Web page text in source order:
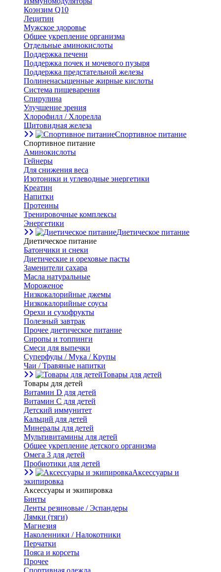
Коэнзим Q10
Лецитин
Мужское здоровье
Общее укрепление организма
Отдельные аминокислоты
Поддержка печени
Поддержка почек и мочевого пузыря
Поддержка предстательной железы
Полиненасыщенные жирные кислоты
Система пищеварения
Спирулина
Улучшение зрения
Хлорофилл / Хлорелла
Щитовидная железа
Спортивное питание
Спортивное питание
Аминокислоты
Гейнеры
Для снижения веса
Изотоники и углеводные энергетики
Креатин
Напитки
Протеины
Тренировочные комплексы
Энергетики
Диетическое питание
Диетическое питание
Батончики и снеки
Диетические и ореховые пасты
Заменители сахара
Масла натуральные
Мороженое
Низкокалорийные джемы
Низкокалорийные соусы
Орехи и сухофрукты
Полезный завтрак
Прочее диетическое питание
Сиропы и топпинги
Смеси для выпечки
Суперфуды / Мука / Крупы
Чаи / Травяные напитки
Товары для детей
Товары для детей
Витамин D для детей
Витамин С для детей
Детский иммунитет
Кальций для детей
Минералы для детей
Мультивитамины для детей
Общее укрепление детского организма
Омега 3 для детей
Пробиотики для детей
Аксессуары и
экипировка
Аксессуары и экипировка
Бинты
Ленты резиновые / Эспандеры
Лямки (тяги)
Магнезия
Наколенники / Налокотники
Перчатки
Пояса и корсеты
Прочее
Спортивная одежда